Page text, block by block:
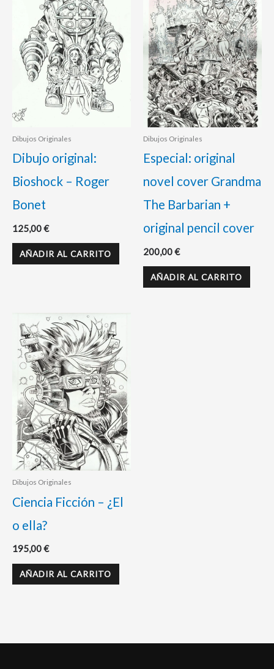
Dibujos Originales
Dibujo original:
Bioshock – Roger
Bonet
125,00€
AÑADIR AL CARRITO
Dibujos Originales
Especial: original
novel cover Grandma
The Barbarian +
original pencil cover
200,00€
AÑADIR AL CARRITO
Dibujos Originales
Ciencia Ficción – ¿El
o ella?
195,00€
AÑADIR AL CARRITO